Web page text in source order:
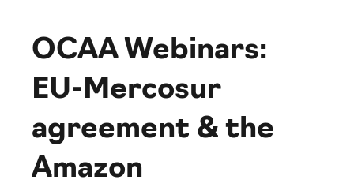
OCAA Webinars:
EU-Mercosur
agreement & the
Amazon